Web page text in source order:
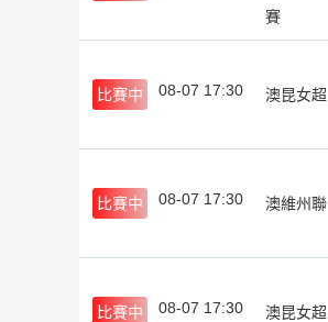
賽
比賽中 08-07 17:30 澳昆女超
比賽中 08-07 17:30 澳維州聯
比賽中 08-07 17:30 澳昆女超